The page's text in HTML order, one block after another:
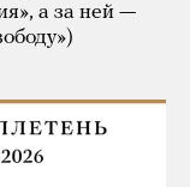
а за ней —